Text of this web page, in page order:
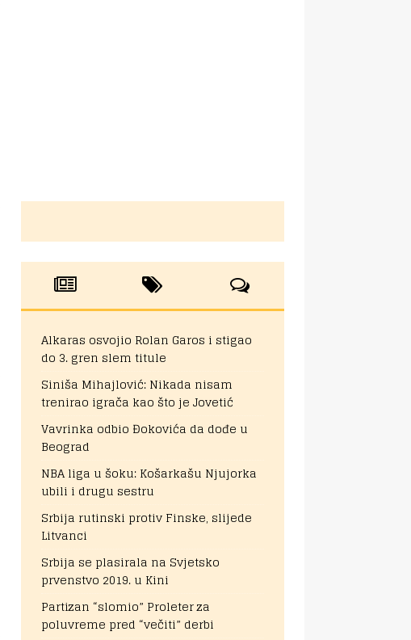
Alkaras osvojio Rolan Garos i stigao
do 3. gren slem titule
Siniša Mihajlović: Nikada nisam
trenirao igrača kao što je Jovetić
Vavrinka odbio Đokovića da dođe u
Beograd
NBA liga u šoku: Košarkašu Njujorka
ubili i drugu sestru
Srbija rutinski protiv Finske, slijede
Litvanci
Srbija se plasirala na Svjetsko
prvenstvo 2019. u Kini
Partizan “slomio” Proleter za
poluvreme pred “večiti” derbi